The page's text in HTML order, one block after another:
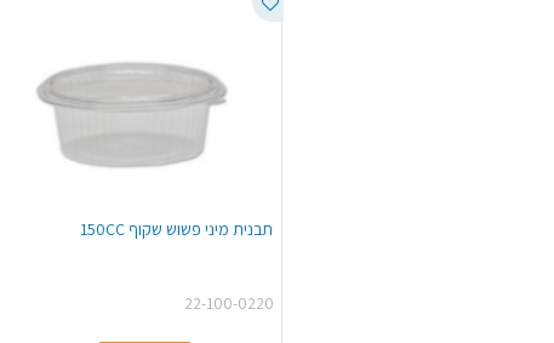
תבנית מיני פשוש שקוף 150CC
22-100-0220